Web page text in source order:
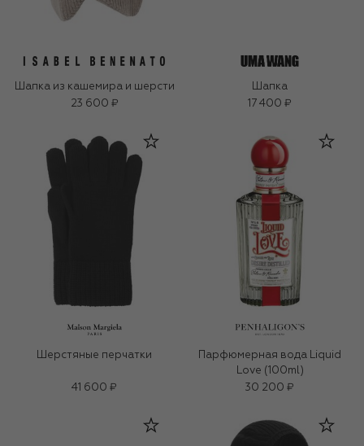
Шапка из кашемира и шерсти
23 600 ₽
Шапка
17 400 ₽
Шерстяные перчатки
41 600 ₽
Парфюмерная вода Liquid
Love (100ml)
30 200 ₽